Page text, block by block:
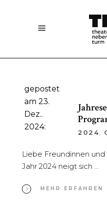
gepostet
am 23.
Dez..
2024:
2024
Liebe Freundinnen
Jahr 2024 neigt sich
MEHR ERFAHREN